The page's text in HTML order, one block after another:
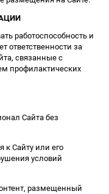
работоспособность и
ответственности за
связанные с
профилактических
Сайта без
к Сайту или его
условий
размещенный